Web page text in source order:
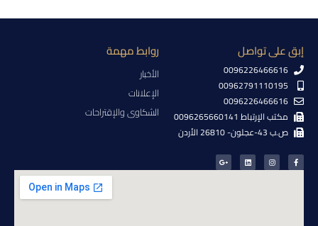
إبق على تواصل
0096226466616
00962791110195
0096226466616
مكتب الإرتباط 0096265660141
ص.ب 43-عجلون- 26810 الأردن
روابط مهمة
الأخبار
الإعلانات
الشكاوى والإقتراحات